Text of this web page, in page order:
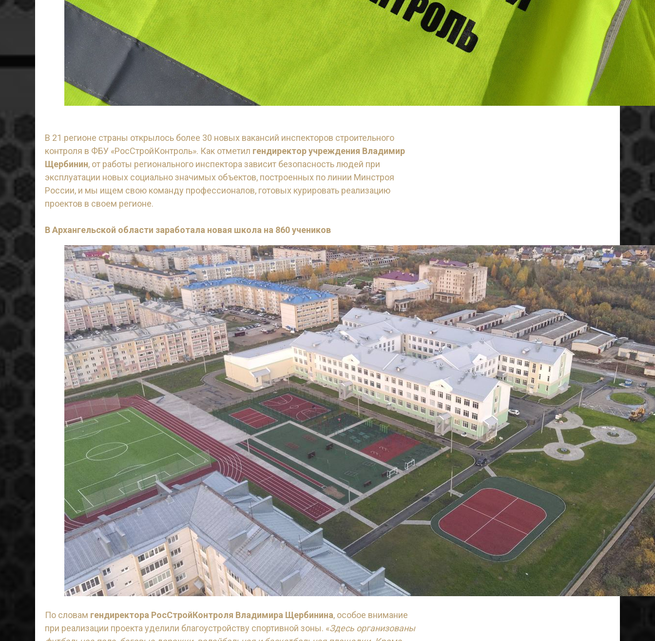
В 21 регионе страны открылось более 30 новых вакансий инспекторов строительного
контроля в ФБУ «РосСтройКонтроль». Как отметил гендиректор учреждения Владимир
Щербинин, от работы регионального инспектора зависит безопасность людей при
эксплуатации новых социально значимых объектов, построенных по линии Минстроя
России, и мы ищем свою команду профессионалов, готовых курировать реализацию
проектов в своем регионе.
В Архангельской области заработала новая школа на 860 учеников
По словам гендиректора РосСтройКонтроля Владимира Щербинина, особое внимание
при реализации проекта уделили благоустройству спортивной зоны. «Здесь организованы